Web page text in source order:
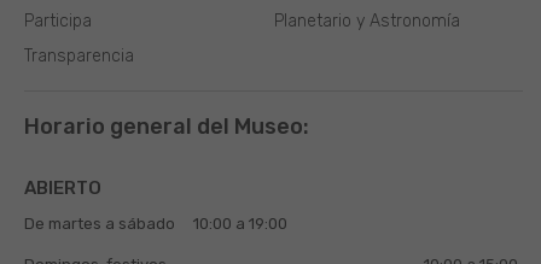
Planetario y Astronomía
Participa
Transparencia
Horario general del Museo:
ABIERTO
De martes a sábado 10:00 a 19:00